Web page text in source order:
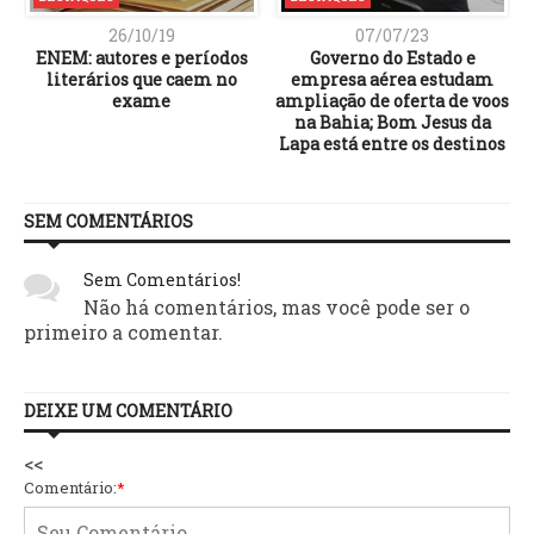
26/10/19
ENEM: autores e períodos
literários que caem no
exame
07/07/23
Governo do Estado e
empresa aérea estudam
ampliação de oferta de voos
na Bahia; Bom Jesus da
Lapa está entre os destinos
SEM COMENTÁRIOS
Sem Comentários!
Não há comentários, mas você pode ser o
primeiro a comentar.
DEIXE UM COMENTÁRIO
<<
Comentário:*